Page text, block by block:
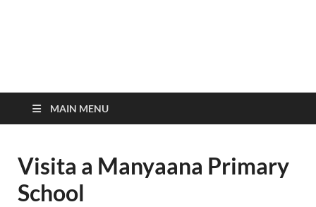
MAIN MENU
Visita a Manyaana Primary
School